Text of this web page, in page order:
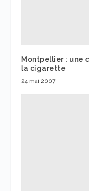
Montpellier : une
la cigarette
24 mai 2007